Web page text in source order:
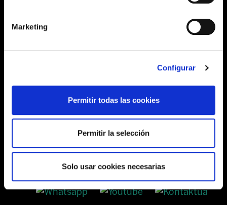
Marketing
Configurar
Permitir todas las cookies
Permitir la selección
Solo usar cookies necesarias